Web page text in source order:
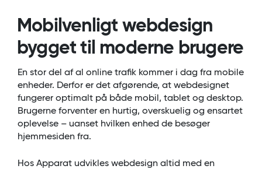
Mobilvenligt webdesign
bygget til moderne brugere
En stor del af al online trafik kommer i dag fra mobile
enheder. Derfor er det afgørende, at webdesignet
fungerer optimalt på både mobil, tablet og desktop.
Brugerne forventer en hurtig, overskuelig og ensartet
oplevelse – uanset hvilken enhed de besøger
hjemmesiden fra.
Hos Apparat udvikles webdesign altid med en